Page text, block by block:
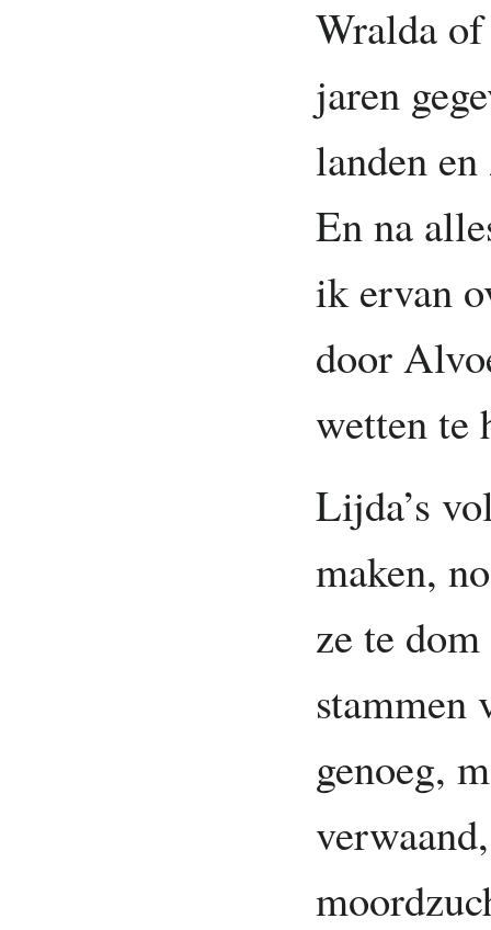
Wralda
jaren
landen
En na
ik ervan
door
wetten te
Lijda’s
maken,
ze te
stammen
genoeg,